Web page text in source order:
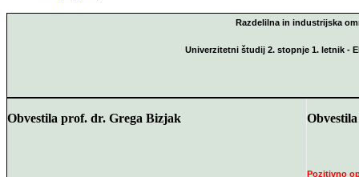
Razdelilna in industrijska
Univerzitetni študij 2. stopnje 1. letnik -
Obvestila prof. dr. Grega Bizjak
Pozitivno